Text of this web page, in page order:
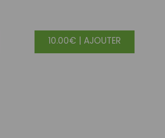
10.00€ | AJOUTER